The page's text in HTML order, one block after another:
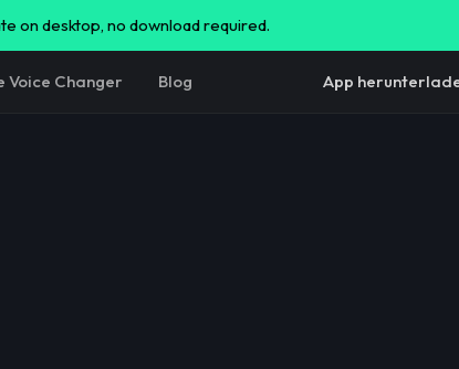
on desktop, no download required.
Voice Changer Blog App